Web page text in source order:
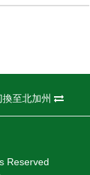
中文描述
換至北加州
Reserved